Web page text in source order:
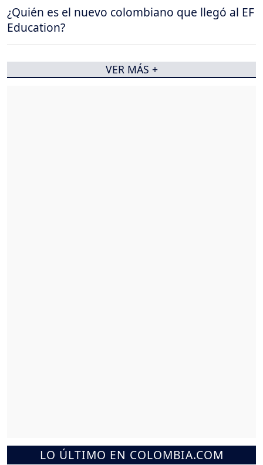
LO ÚLTIMO EN COLOMBIA.COM
¿Quién es el nuevo colombiano que llegó al EF
Education?
VER MÁS +